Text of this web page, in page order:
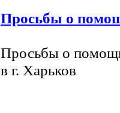
Просьбы о
Просьбы о
в г. Харьков